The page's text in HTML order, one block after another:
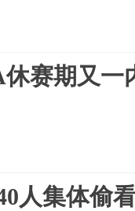
赛期又一
人集体偷